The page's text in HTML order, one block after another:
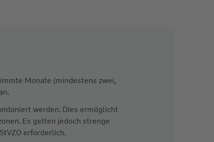
Monate (mindestens zwei,
werden. Dies ermöglicht
Es gelten jedoch strenge
erforderlich.